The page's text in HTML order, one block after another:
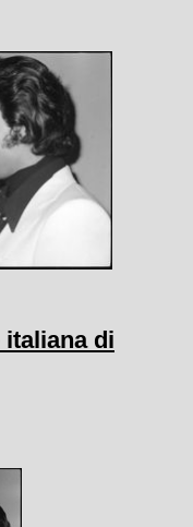
italiana di